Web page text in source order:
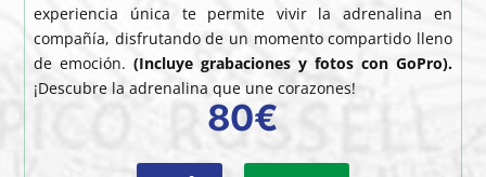
experiencia única te permite vivir la adrenalina en
compañía, disfrutando de un momento compartido lleno
de emoción.(Incluye grabaciones y fotos con GoPro).
¡Descubre la adrenalina que une corazones!
80€